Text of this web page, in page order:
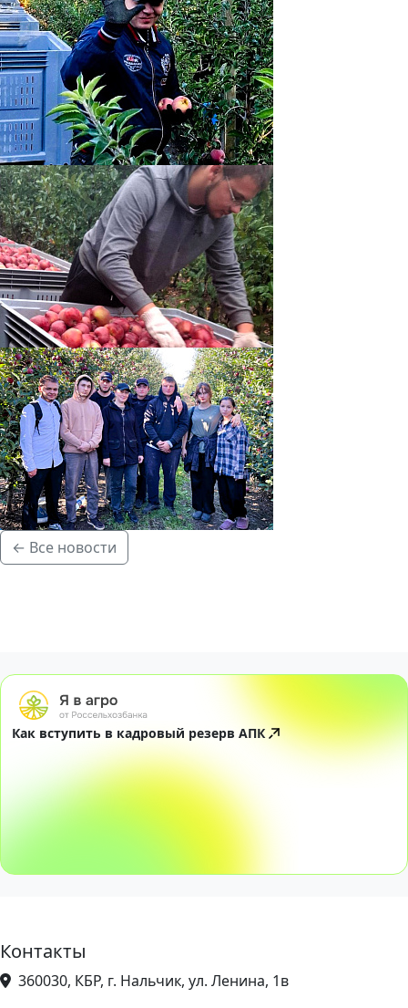
← Все новости
Как вступить в кадровый резерв АПК
Контакты
360030, КБР, г. Нальчик, ул. Ленина, 1в